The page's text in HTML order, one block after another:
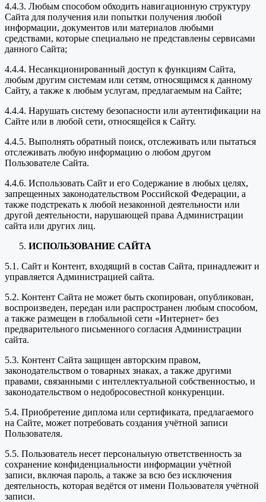
4.4.3. Любым способом обходить навигационную структуру
Сайта для получения или попытки получения любой
информации, документов или материалов любыми
средствами, которые специально не представлены сервисами
данного Сайта;
4.4.4. Несанкционированный доступ к функциям Сайта,
любым другим системам или сетям, относящимся к данному
Сайту, а также к любым услугам, предлагаемым на Сайте;
4.4.4. Нарушать систему безопасности или аутентификации на
Сайте или в любой сети, относящейся к Сайту.
4.4.5. Выполнять обратный поиск, отслеживать или пытаться
отслеживать любую информацию о любом другом
Пользователе Сайта.
4.4.6. Использовать Сайт и его Содержание в любых целях,
запрещенных законодательством Российской Федерации, а
также подстрекать к любой незаконной деятельности или
другой деятельности, нарушающей права Администрации
сайта или других лиц.
ИСПОЛЬЗОВАНИЕ САЙТА
5.1. Сайт и Контент, входящий в состав Сайта, принадлежит и
управляется Администрацией сайта.
5.2. Контент Сайта не может быть скопирован, опубликован,
воспроизведен, передан или распространен любым способом,
а также размещен в глобальной сети «Интернет» без
предварительного письменного согласия Администрации
сайта.
5.3. Контент Сайта защищен авторским правом,
законодательством о товарных знаках, а также другими
правами, связанными с интеллектуальной собственностью, и
законодательством о недобросовестной конкуренции.
5.4. Приобретение диплома или сертификата, предлагаемого
на Сайте, может потребовать создания учётной записи
Пользователя.
5.5. Пользователь несет персональную ответственность за
сохранение конфиденциальности информации учётной
записи, включая пароль, а также за всю без исключения
деятельность, которая ведётся от имени Пользователя учётной
записи.